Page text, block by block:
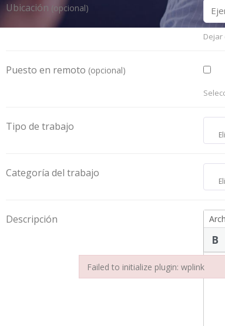
Ubicación (opcional)
Dejar
Puesto en remoto (opcional)
Tipo de trabajo
Categoría del trabajo
Descripción
Failed to initialize plugin: wplink
Failed to initialize plugin: wplink